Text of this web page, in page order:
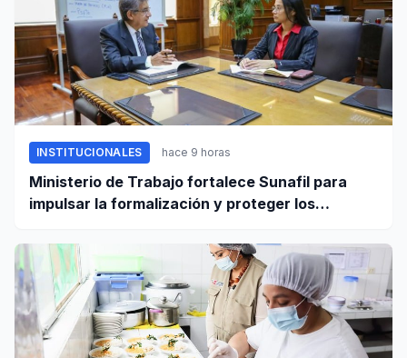
INSTITUCIONALES hace 9 horas
Ministerio de Trabajo fortalece Sunafil para
impulsar la formalización y proteger los